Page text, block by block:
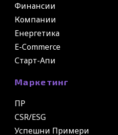
Финансии
Компании
Енергетика
E-Commerce
Старт-Апи
Маркетинг
ПР
CSR/ESG
Успешни Примери